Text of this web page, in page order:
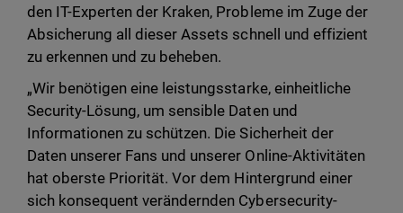
den IT-Experten der Kraken, Probleme im Zuge der
Absicherung all dieser Assets schnell und effizient
zu erkennen und zu beheben.
„Wir benötigen eine leistungsstarke, einheitliche
Security-Lösung, um sensible Daten und
Informationen zu schützen. Die Sicherheit der
Daten unserer Fans und unserer Online-Aktivitäten
hat oberste Priorität. Vor dem Hintergrund einer
sich konsequent verändernden Cybersecurity-